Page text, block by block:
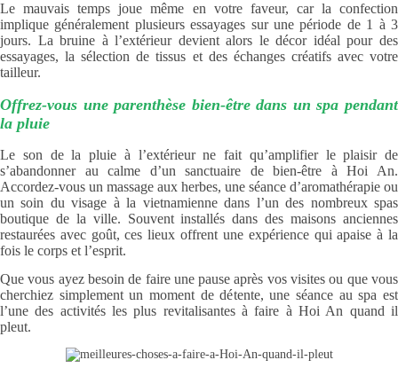
Le mauvais temps joue même en votre faveur, car la confection
implique généralement plusieurs essayages sur une période de 1 à 3
jours. La bruine à l’extérieur devient alors le décor idéal pour des
essayages, la sélection de tissus et des échanges créatifs avec votre
tailleur.
Offrez-vous une parenthèse bien-être dans un spa pendant
la pluie
Le son de la pluie à l’extérieur ne fait qu’amplifier le plaisir de
s’abandonner au calme d’un sanctuaire de bien-être à Hoi An.
Accordez-vous un massage aux herbes, une séance d’aromathérapie ou
un soin du visage à la vietnamienne dans l’un des nombreux spas
boutique de la ville. Souvent installés dans des maisons anciennes
restaurées avec goût, ces lieux offrent une expérience qui apaise à la
fois le corps et l’esprit.
Que vous ayez besoin de faire une pause après vos visites ou que vous
cherchiez simplement un moment de détente, une séance au spa est
l’une des activités les plus revitalisantes à faire à Hoi An quand il
pleut.